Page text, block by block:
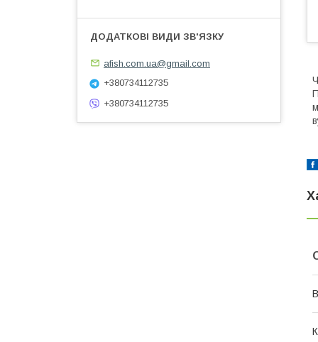
afish.com.ua@gmail.com
+380734112735
+380734112735